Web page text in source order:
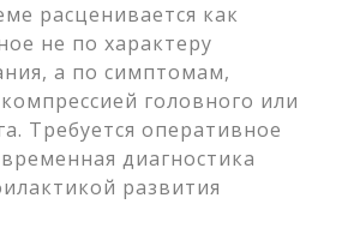
расценивается как
не по характеру
а по симптомам,
головного или
Требуется оперативное
диагностика
развития